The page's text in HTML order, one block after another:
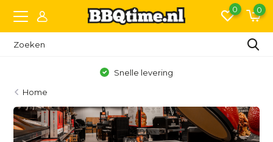
0 0
Snelle levering
Home